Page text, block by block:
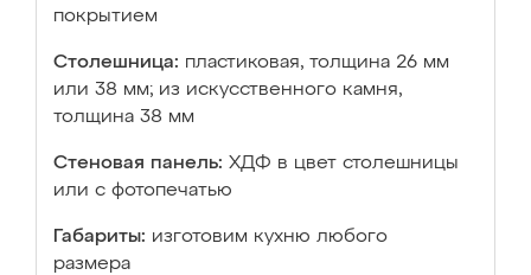
покрытием
Столешница: пластиковая, толщина 26 мм
или 38 мм; из искусственного камня,
толщина 38 мм
Стеновая панель: ХДФ в цвет столешницы
или с фотопечатью
Габариты: изготовим кухню любого
размера